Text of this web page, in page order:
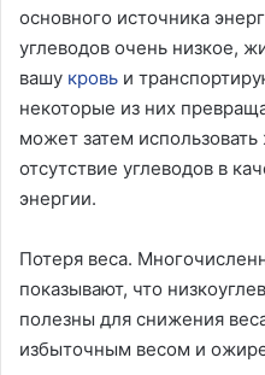
основного источника
углеводов очень низкое,
вашу кровь и
некоторые из них
может затем
отсутствие углеводов в
энергии.
Потеря веса.
показывают, что
полезны для снижения
избыточным весом и